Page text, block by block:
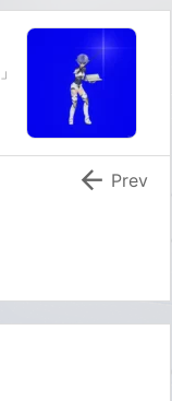
 Prev